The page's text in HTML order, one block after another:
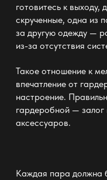
готовитесь к выходу,
скрученные, одна из
за другую одежду —
из-за отсутствия
Такое отношение к
впечатление от
настроение.
гардеробной — залог
аксессуаров.
Каждая пара должна